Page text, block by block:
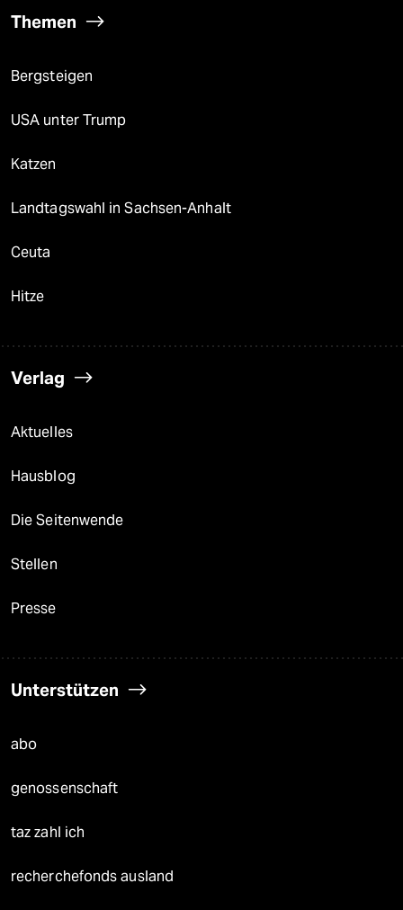
Themen
Bergsteigen
USA unter Trump
Katzen
Landtagswahl in Sachsen-Anhalt
Ceuta
Hitze
Verlag
Aktuelles
Hausblog
Die Seitenwende
Stellen
Presse
Unterstützen
abo
genossenschaft
taz zahl ich
recherchefonds ausland